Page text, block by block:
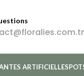
ARTIFICIELLES